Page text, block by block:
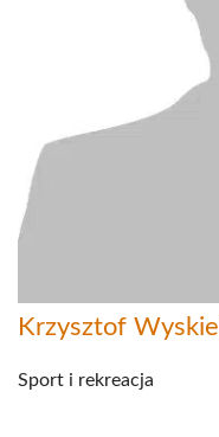
Krzysztof Wyskiel
Sport i rekreacja